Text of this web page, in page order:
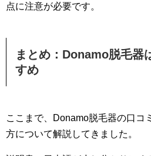
点に注意が必要です。
まとめ：Donamo脱毛器
すめ
ここまで、Donamo脱毛器の口コ
方について解説してきました。